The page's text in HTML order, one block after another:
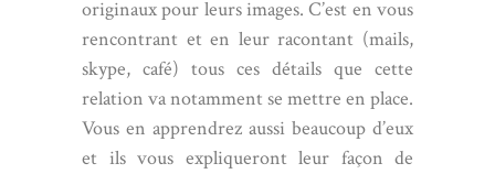
originaux pour leurs images. C’est en vous
rencontrant et en leur racontant (mails,
skype, café) tous ces détails que cette
relation va notamment se mettre en place.
Vous en apprendrez aussi beaucoup d’eux
et ils vous expliqueront leur façon de